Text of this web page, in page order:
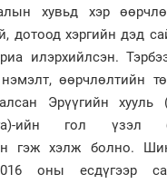
хувьд хэр
дотоод хэргийн дэд
илэрхийлсэн.
өөрчлөлтийн
Эрүүгийн хууль
ийн гол үзэл
гэж хэлж болно.
оны есдүгээр